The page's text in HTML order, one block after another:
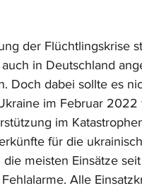
der Flüchtlingskrise
in Deutschland
Doch dabei sollte es
im Februar
im
für die
meisten Einsätze
Alle